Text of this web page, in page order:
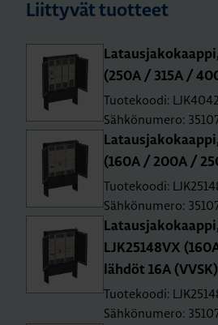
Liittyvät tuotteet
(250A / 315A /
Tuotekoodi:
Sähkönumero:
(160A / 200A /
Tuotekoodi:
Sähkönumero:
LJK25148VX
läh­döt 16A (VVSK)
Tuotekoodi:
Sähkönumero: